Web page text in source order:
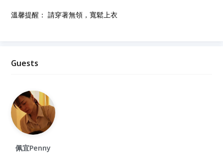
溫馨提醒： 請穿著無領，寬鬆上衣
Guests
佩宜Penny